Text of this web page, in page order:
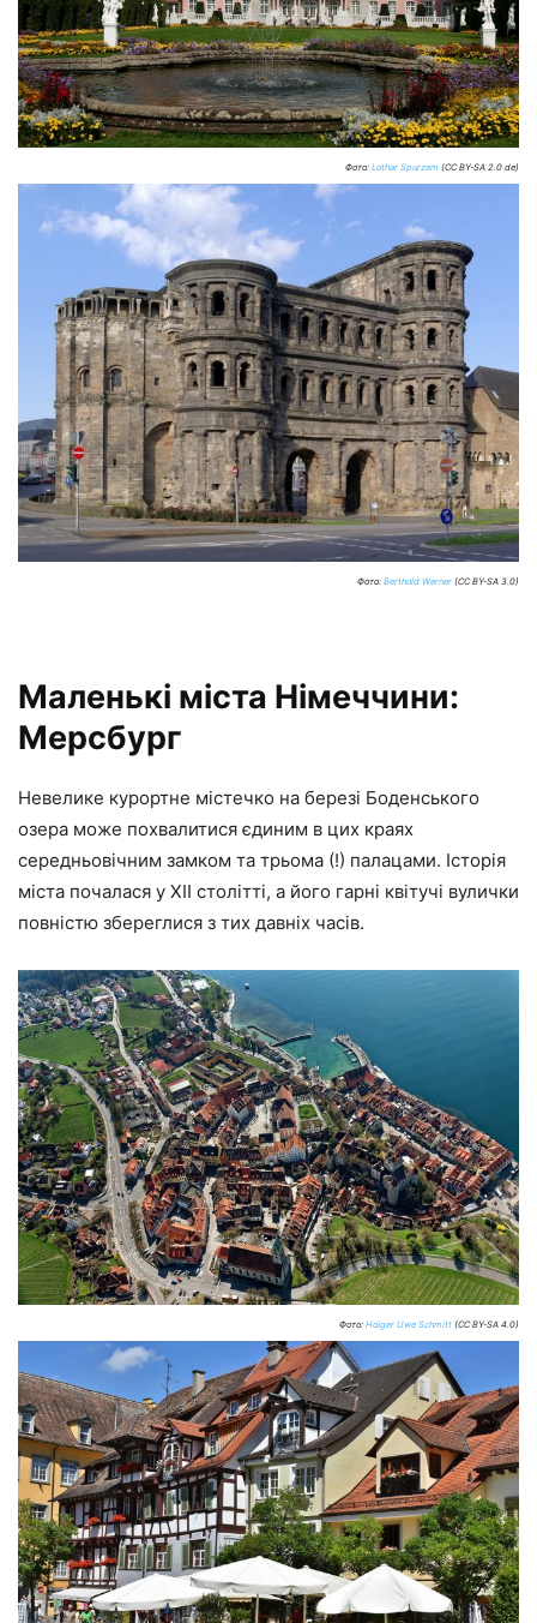
Фото: Lothar Spurzem (CC BY-SA 2.0 de)
Фото: Berthold Werner (CC BY-SA 3.0)
Маленькі міста Німеччини:
Мерсбург
Невелике курортне містечко на березі Боденського
озера може похвалитися єдиним в цих краях
середньовічним замком та трьома (!) палацами. Історія
міста почалася у XII столітті, а його гарні квітучі вулички
повністю збереглися з тих давніх часів.
Фото: Holger Uwe Schmitt (CC BY-SA 4.0)